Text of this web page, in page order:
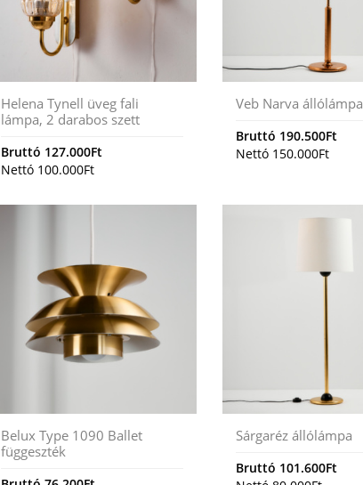
Helena Tynell üveg fali
lámpa, 2 darabos szett
Bruttó 127.000Ft
Nettó 100.000Ft
Veb Narva állólámpa
Bruttó 190.500Ft
Nettó 150.000Ft
Belux Type 1090 Ballet
függeszték
Sárgaréz állólámpa
Bruttó 101.600Ft